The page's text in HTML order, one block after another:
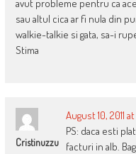
avut probleme pentru ca
sau altul cica ar fi nula din
walkie-talkie si gata, sa-i
Stima
Cristinuzzu
August 10, 2011
PS: daca esti
facturi in alb.